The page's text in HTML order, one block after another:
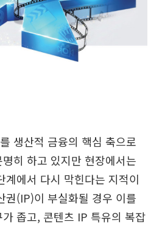
생산적 금융의 핵심 축으로
히 하고 있지만 현장에서는
계에서 다시 막힌다는 지적이
권(IP)이 부실화될 경우 이를
좁고, 콘텐츠 IP 특유의 복잡